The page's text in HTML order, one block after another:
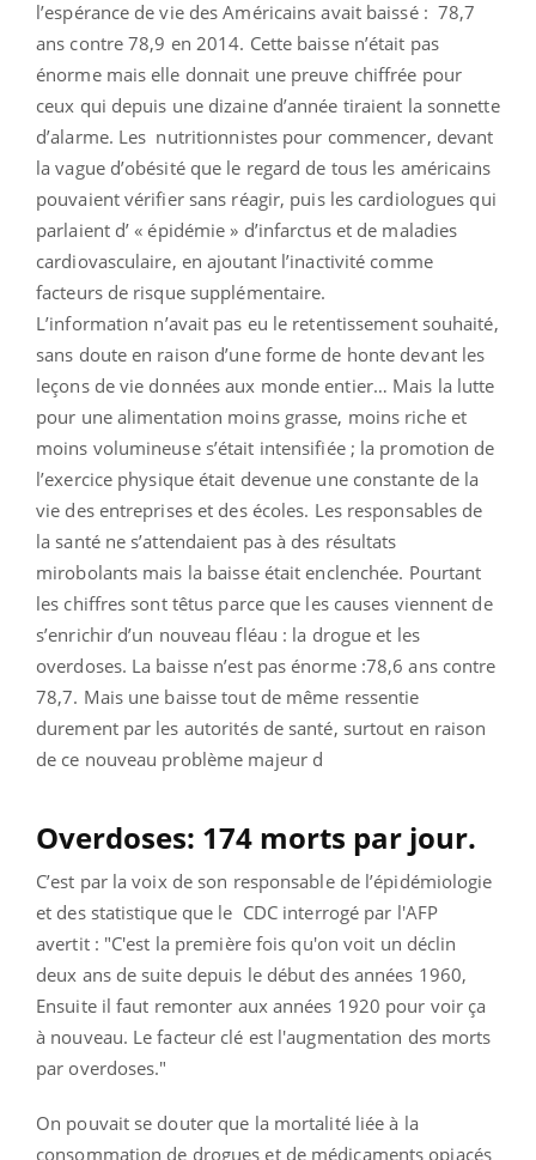
l’espérance de vie des Américains avait baissé : 78,7
ans contre 78,9 en 2014. Cette baisse n’était pas
énorme mais elle donnait une preuve chiffrée pour
ceux qui depuis une dizaine d’année tiraient la sonnette
d’alarme. Les nutritionnistes pour commencer, devant
la vague d’obésité que le regard de tous les américains
pouvaient vérifier sans réagir, puis les cardiologues qui
parlaient d’ « épidémie » d’infarctus et de maladies
cardiovasculaire, en ajoutant l’inactivité comme
facteurs de risque supplémentaire.
L’information n’avait pas eu le retentissement souhaité,
sans doute en raison d’une forme de honte devant les
leçons de vie données aux monde entier… Mais la lutte
pour une alimentation moins grasse, moins riche et
moins volumineuse s’était intensifiée ; la promotion de
l’exercice physique était devenue une constante de la
vie des entreprises et des écoles. Les responsables de
la santé ne s’attendaient pas à des résultats
mirobolants mais la baisse était enclenchée. Pourtant
les chiffres sont têtus parce que les causes viennent de
s’enrichir d’un nouveau fléau : la drogue et les
overdoses. La baisse n’est pas énorme :78,6 ans contre
78,7. Mais une baisse tout de même ressentie
durement par les autorités de santé, surtout en raison
de ce nouveau problème majeur d
Overdoses: 174 morts par jour.
C’est par la voix de son responsable de l’épidémiologie
et des statistique que le CDC interrogé par l'AFP
avertit : "C'est la première fois qu'on voit un déclin
deux ans de suite depuis le début des années 1960,
Ensuite il faut remonter aux années 1920 pour voir ça
à nouveau. Le facteur clé est l'augmentation des morts
par overdoses."
On pouvait se douter que la mortalité liée à la
consommation de drogues et de médicaments opiacés